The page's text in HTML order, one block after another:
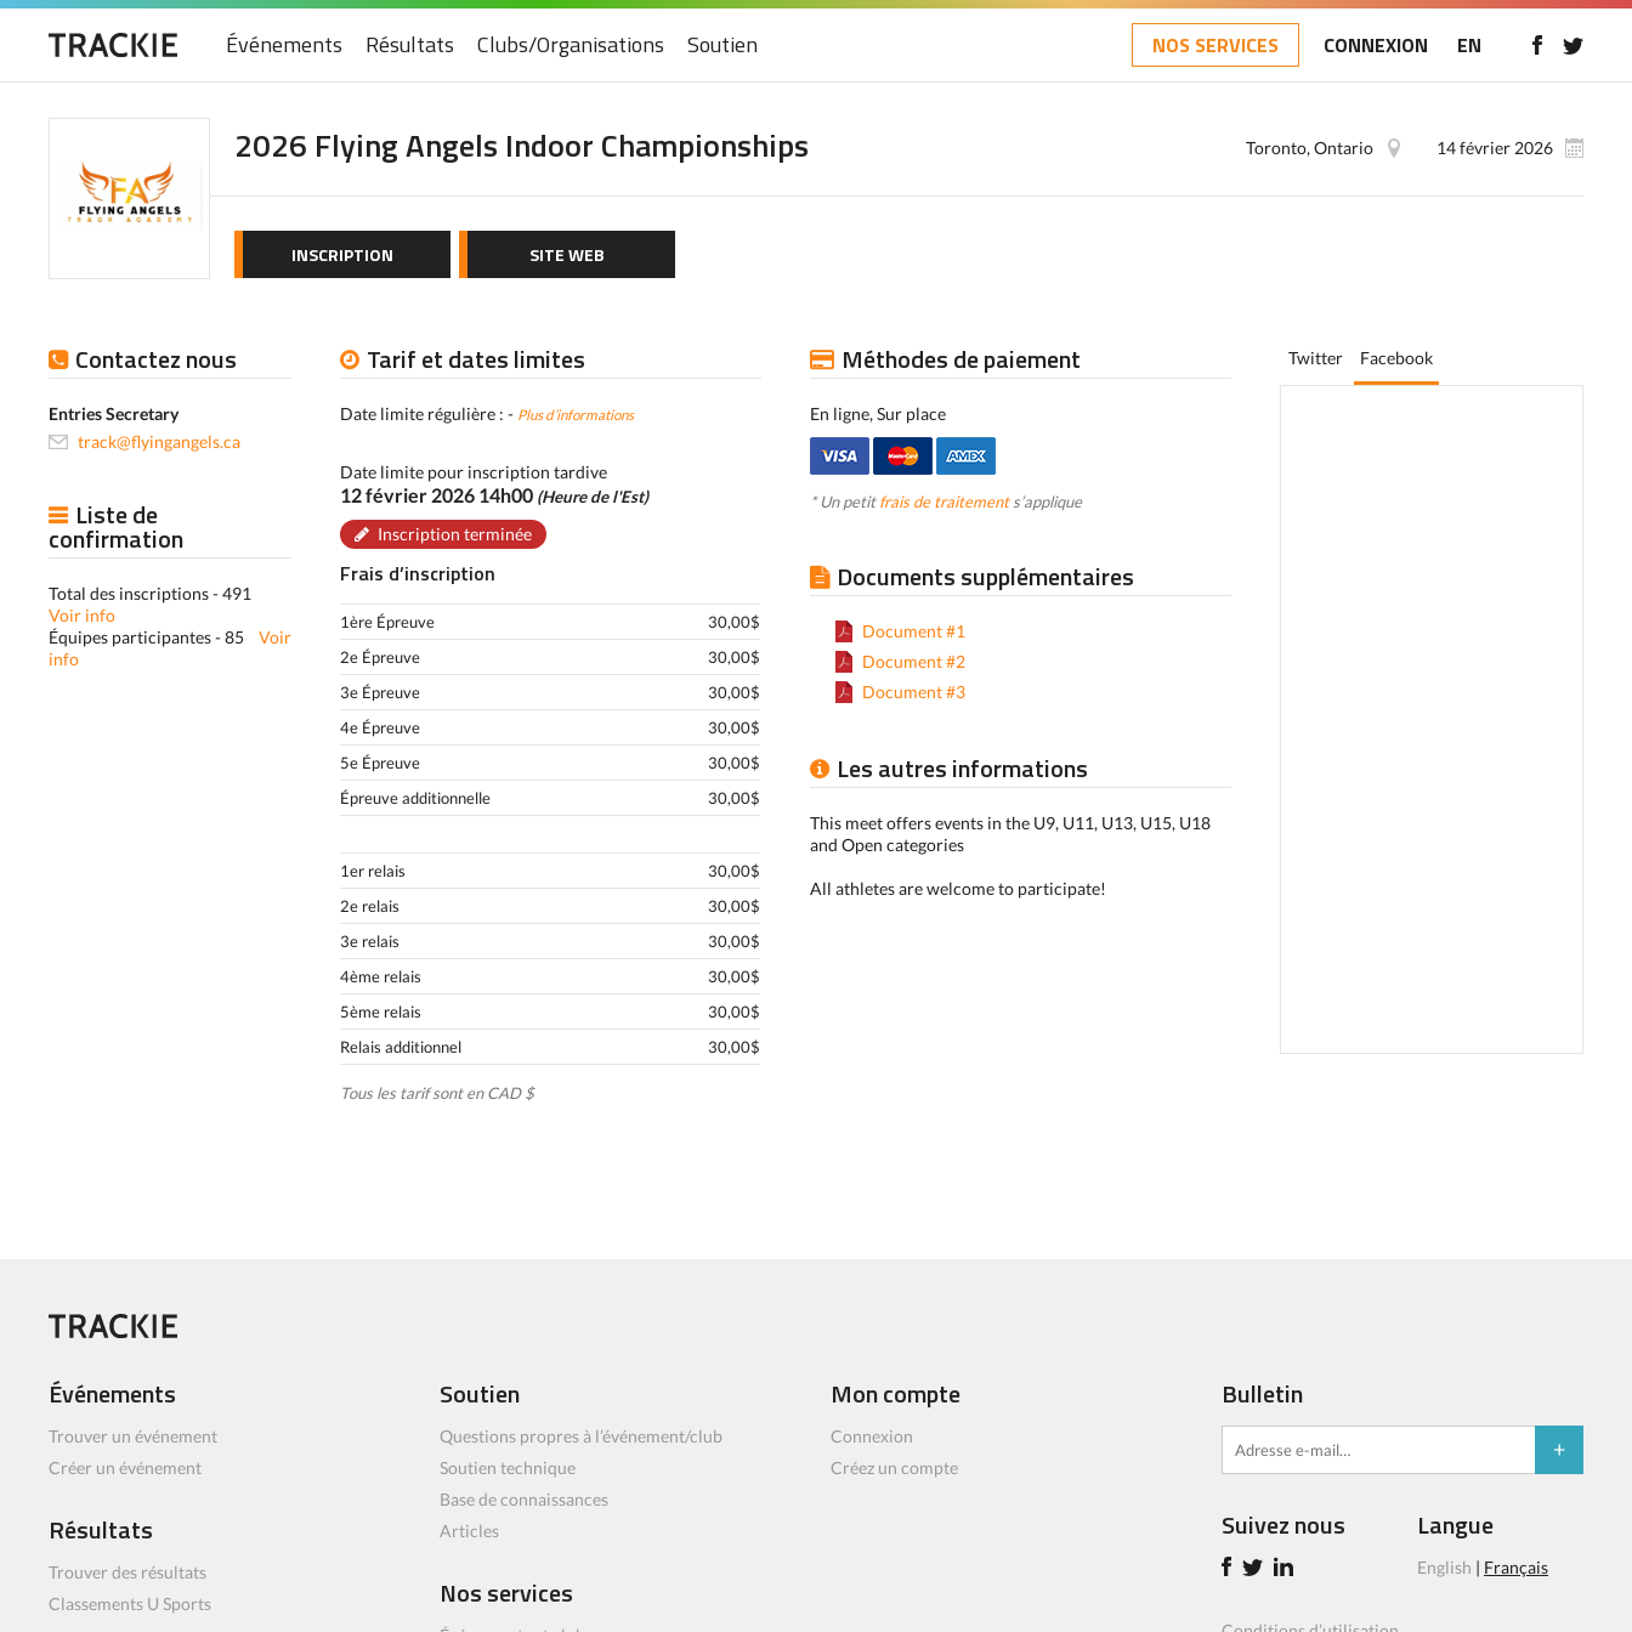
Événements Résultats Clubs/Organisations Soutien NOS SERVICES CONNEXION EN
2026 Flying Angels Indoor Championships 14 février 2026
Toronto, Ontario
INSCRIPTION SITE WEB
Tarif et dates limites
Date limite régulière : - Plus d’informations
Date limite pour inscription tardive
12 février 2026 14h00 (Heure de l'Est)
Inscription terminée
Frais d’inscription
1ère Épreuve
30,00$
2e Épreuve
30,00$
3e Épreuve
30,00$
4e Épreuve
30,00$
5e Épreuve
30,00$
Épreuve additionnelle
30,00$
1er relais
30,00$
2e relais
30,00$
3e relais
30,00$
4ème relais
30,00$
5ème relais
30,00$
Relais additionnel
30,00$
Tous les tarif sont en CAD $
Méthodes de paiement
En ligne, Sur place
* Un petitfrais de traitements’applique
Documents supplémentaires
Document #1
Document #2
Document #3
Les autres informations
This meet offers events in the U9, U11, U13, U15, U18
and Open categories
All athletes are welcome to participate!
Contactez nous
Entries Secretary
track@flyingangels.ca
Liste de
confirmation
Total des inscriptions - 491
Voir info
Équipes participantes - 85 Voir
info
Twitter Facebook
Événements
Trouver un événement
Créer un événement
Résultats
Trouver des résultats
Classements U Sports
Soutien
Questions propres à l’événement/club
Soutien technique
Base de connaissances
Articles
Nos services
Mon compte
Connexion
Créez un compte
Bulletin
Suivez nous Langue
English | Français